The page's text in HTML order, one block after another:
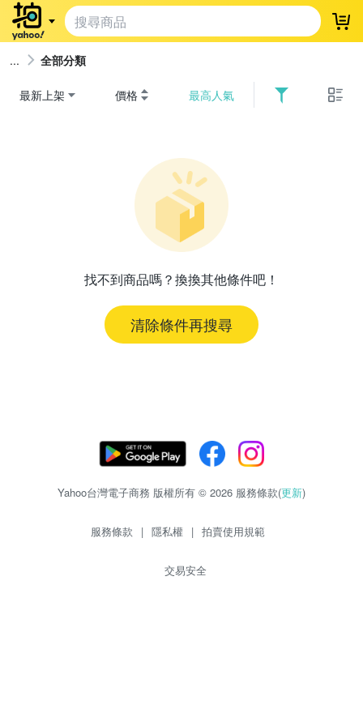
登
全部分類
最新上架 價格 最高人氣
找不到商品嗎？換換其他條件吧！
清除條件再搜尋
Yahoo台灣電子商務 版權所有 © 2026 服務條款(更新)
服務條款 | 隱私權 | 拍賣使用規範
交易安全